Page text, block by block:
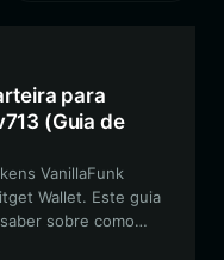
para
(Guia de
VanillaFunk
Wallet. Este guia
sobre como
staking e